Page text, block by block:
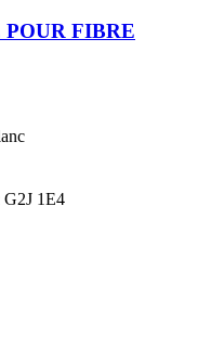
FIBRE
G2J 1E4